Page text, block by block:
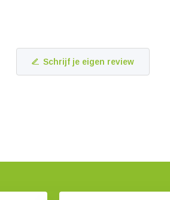
Schrijf je eigen review